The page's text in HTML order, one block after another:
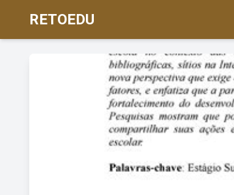
RETOEDU